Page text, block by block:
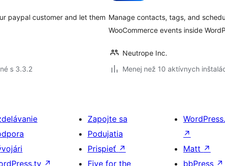
paypal customer and let them
s 3.3.2
Manage contacts, tags, and
WooCommerce events inside
Neutrope Inc.
Menej než 10 aktívnych
↗
Zapojte sa
Podujatia
Prispieť ↗
Five for the
↗
Matt ↗
bbPress ↗